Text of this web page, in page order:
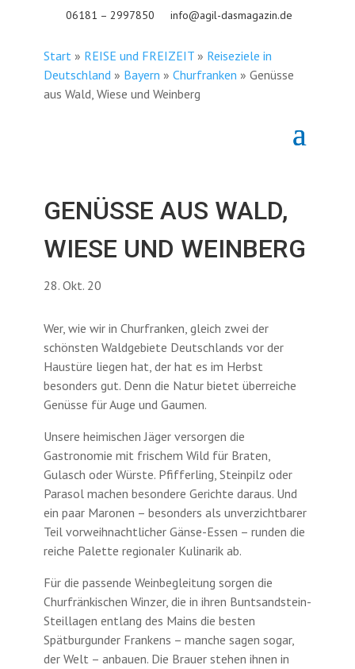
06181 – 2997850 info@agil-dasmagazin.de
Start» REISE und FREIZEIT» Reiseziele in
Deutschland» Bayern » Churfranken » Genüsse
aus Wald, Wiese und Weinberg
GENÜSSE AUS WALD,
WIESE UND WEINBERG
28. Okt. 20
Wer, wie wir in Churfranken, gleich zwei der
schönsten Waldgebiete Deutschlands vor der
Haustüre liegen hat, der hat es im Herbst
besonders gut. Denn die Natur bietet überreiche
Genüsse für Auge und Gaumen.
Unsere heimischen Jäger versorgen die
Gastronomie mit frischem Wild für Braten,
Gulasch oder Würste. Pfifferling, Steinpilz oder
Parasol machen besondere Gerichte daraus. Und
ein paar Maronen – besonders als unverzichtbarer
Teil vorweihnachtlicher Gänse-Essen – runden die
reiche Palette regionaler Kulinarik ab.
Für die passende Weinbegleitung sorgen die
Churfränkischen Winzer, die in ihren Buntsandstein-
Steillagen entlang des Mains die besten
Spätburgunder Frankens – manche sagen sogar,
der Welt – anbauen. Die Brauer stehen ihnen in